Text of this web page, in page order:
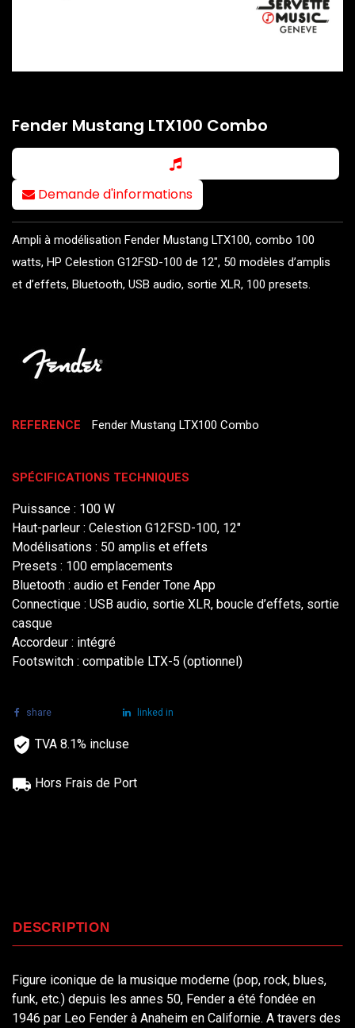
Fender Mustang LTX100 Combo
Demande d'informations
Ampli à modélisation Fender Mustang LTX100, combo 100
watts, HP Celestion G12FSD-100 de 12", 50 modèles d’amplis
et d’effets, Bluetooth, USB audio, sortie XLR, 100 presets.
REFERENCE Fender Mustang LTX100 Combo
SPÉCIFICATIONS TECHNIQUES
Puissance : 100 W
Haut-parleur : Celestion G12FSD-100, 12"
Modélisations : 50 amplis et effets
Presets : 100 emplacements
Bluetooth : audio et Fender Tone App
Connectique : USB audio, sortie XLR, boucle d’effets, sortie
casque
Accordeur : intégré
Footswitch : compatible LTX-5 (optionnel)
share linked in
TVA 8.1% incluse
Hors Frais de Port
DESCRIPTION
Figure iconique de la musique moderne (pop, rock, blues,
funk, etc.) depuis les annes 50, Fender a été fondée en
1946 par Leo Fender à Anaheim en Californie. A travers des